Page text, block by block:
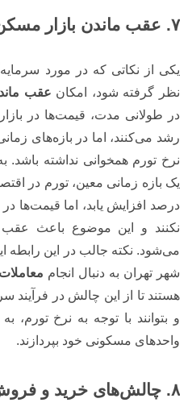
۷. عقب ماندن بازار مسکن از تورم
یکی از نکاتی که در مورد
نظر گرفته شود، امکان عقب
در طولانی مدت، قیمت‌ها در
رشد می‌کنند، اما در بازه‌های
نرخ تورم همخوانی نداشته
درصد افزایش یابد، اما قیمت‌ها
نکنند و این موضوع باعث عقب
می‌شود. نکته جالب در این رابطه
شهر تهران به دنبال انجام
هستند تا از این چالش در فرآیند
و بتوانند با توجه به نرخ
واحدهای مسکونی خود بپردازند.
۸. چالش‌های خرید و فروش مسکن